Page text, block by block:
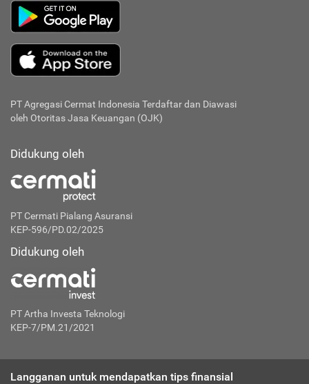
PT Agregasi Cermat Indonesia Terdaftar dan Diawasi
oleh Otoritas Jasa Keuangan (OJK)
Didukung oleh
PT Cermati Pialang Asuransi
KEP-596/PD.02/2025
Didukung oleh
PT Artha Investa Teknologi
KEP-7/PM.21/2021
Langganan untuk mendapatkan tips finansial